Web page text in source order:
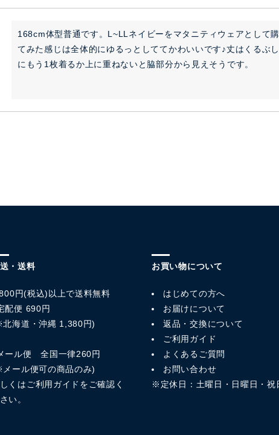
168cm体型普通です。L~LLネイビーをマタニティウェアとして
てみた感じは全体的にゆるっとしててかわいいです♪丈はくるぶ
にもう1枚着るか上に重ねないと脇部分から見えそうです。
・送料
円(税込)以上で送料無料
配便 690円
海道・沖縄 1,380円)
ール便 全国一律260円
ール便可の商品のみ)
くは ご利用ガイド をご確認く
い。
お買い物について
はじめての方へ
お届けについて
返品・交換について
ご利用ガイド
よくあるご質問
お問い合わせ
※定休日：土曜日・日曜日・祝